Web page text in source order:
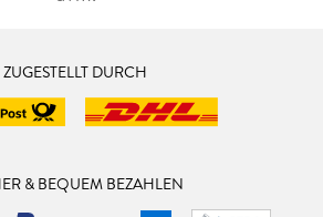
ZUGESTELLT DURCH
& BEQUEM BEZAHLEN